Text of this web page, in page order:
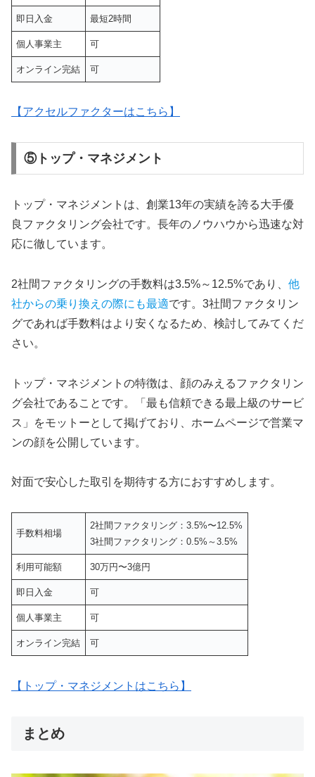
即日入金 最短2時間
個人事業主 可
オンライン完結 可
【アクセルファクターはこちら】
⑤トップ・マネジメント
トップ・マネジメントは、創業13年の実績を誇る大手優
良ファクタリング会社です。長年のノウハウから迅速な対
応に徹しています。
2社間ファクタリングの手数料は3.5%～12.5%であり、 他
社からの乗り換えの際にも最適です。3社間ファクタリン
グであれば手数料はより安くなるため、検討してみてくだ
さい。
トップ・マネジメントの特徴は、顔のみえるファクタリン
グ会社であることです。「最も信頼できる最上級のサービ
ス」をモットーとして掲げており、ホームページで営業マ
ンの顔を公開しています。
対面で安心した取引を期待する方におすすめします。
手数料相場
2社間ファクタリング：3.5%〜12.5%
3社間ファクタリング：0.5%～3.5%
利用可能額 30万円〜3億円
即日入金 可
個人事業主 可
オンライン完結 可
【トップ・マネジメントはこちら】
まとめ